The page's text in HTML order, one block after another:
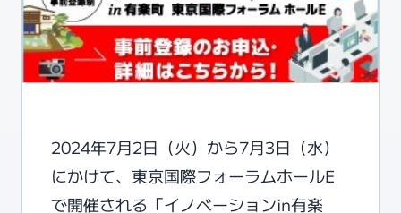
2024年7月2日（火）から7月3日（水）
にかけて、東京国際フォーラムホールE
で開催される「イノベーションin有楽